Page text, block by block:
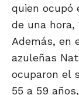
quien ocupó
de una hora,
Además, en
azuleñas
ocuparon el
55 a 59